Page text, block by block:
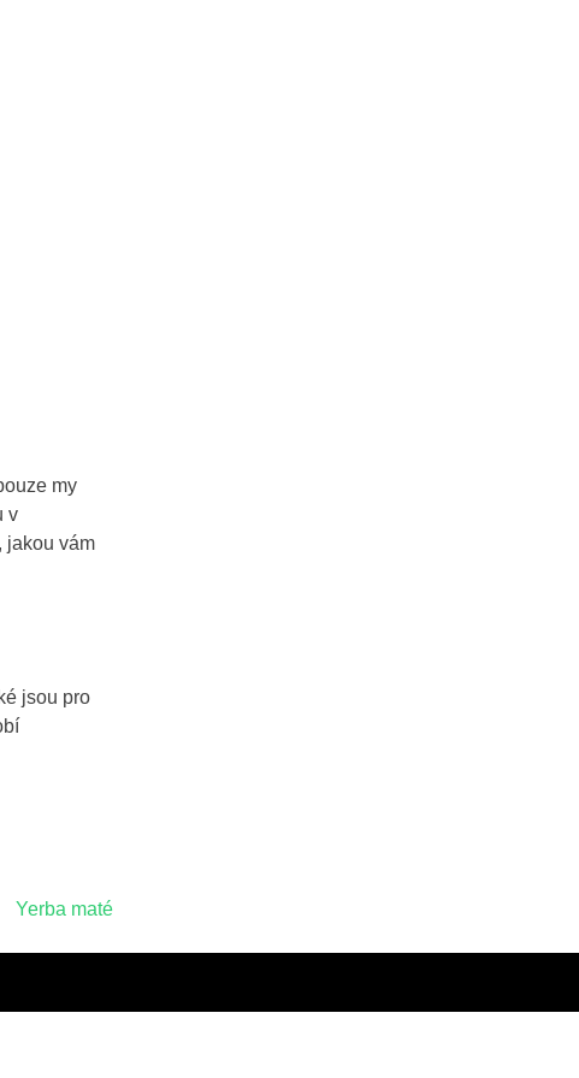
my
v
jakou vám
jsou pro
Yerba maté